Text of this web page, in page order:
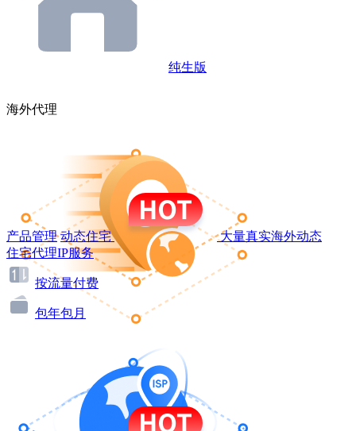
纯生版
海外代理
产品管理 动态住宅
大量真实海外动态
住宅代理IP服务
按流量付费
包年包月